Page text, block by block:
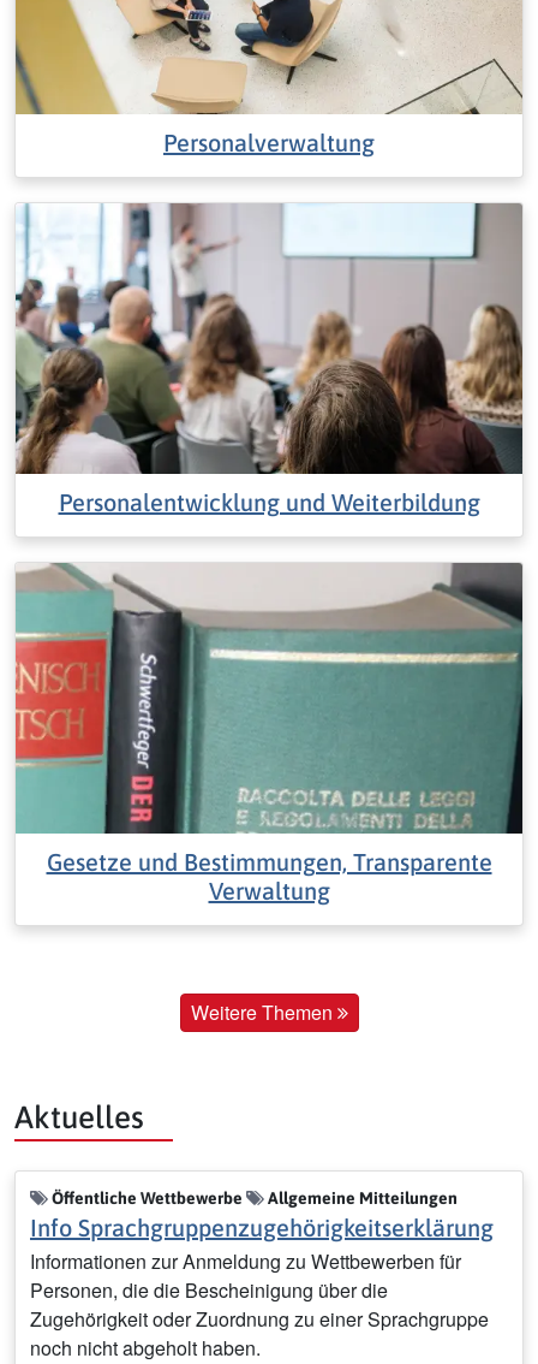
Personalverwaltung
Personalentwicklung und Weiterbildung
Gesetze und Bestimmungen, Transparente
Verwaltung
Weitere Themen
Aktuelles
Öffentliche Wettbewerbe Allgemeine Mitteilungen
Info Sprachgruppenzugehörigkeitserklärung
Informationen zur Anmeldung zu Wettbewerben für
Personen, die die Bescheinigung über die
Zugehörigkeit oder Zuordnung zu einer Sprachgruppe
noch nicht abgeholt haben.